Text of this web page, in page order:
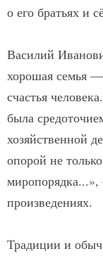
о его братьях и
Василий
хорошая семья
счастья
была
хозяйственной
опорой не
миропорядка...»,
произведениях.
Традиции и